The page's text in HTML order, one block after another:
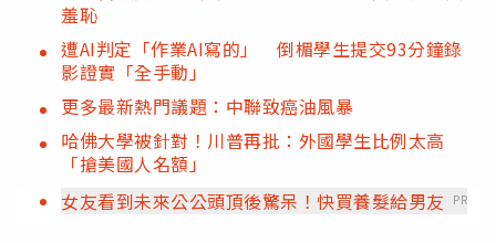
羞恥
遭AI判定「作業AI寫的」 倒楣學生提交93分鐘錄
影證實「全手動」
更多最新熱門議題：中聯致癌油風暴
哈佛大學被針對！川普再批：外國學生比例太高
「搶美國人名額」
女友看到未來公公頭頂後驚呆！快買養髮給男友
PR